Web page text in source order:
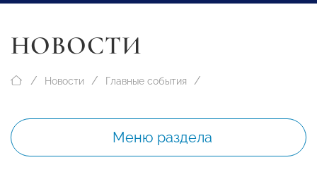
НОВОСТИ
Новости Главные события
Меню раздела